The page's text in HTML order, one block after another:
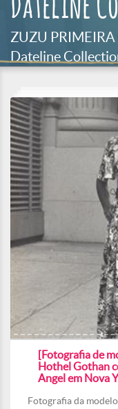
Dateline
ZUZU PRIMEIRA
Dateline
[Fotografia de
Hothel Gothan
Angel em Nova
Fotografia da